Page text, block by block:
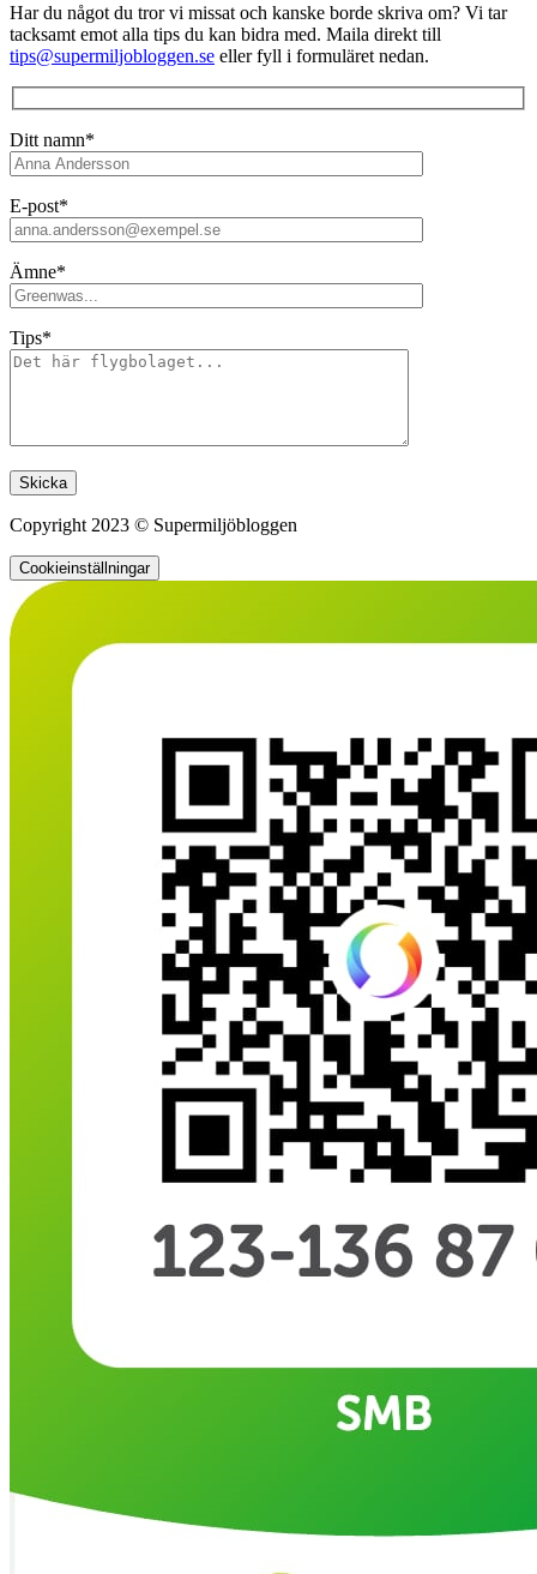
Har du något du tror vi missat och kanske borde skriva om? Vi tar
tacksamt emot alla tips du kan bidra med. Maila direkt till
tips@supermiljobloggen.se eller fyll i formuläret nedan.
Ditt namn*
E-post*
Ämne*
Tips*
Lämna detta fält tomt.
Copyright 2023 © Supermiljöbloggen
Cookieinställningar